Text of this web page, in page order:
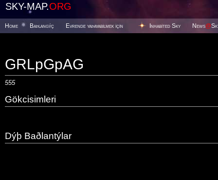
SKY-MAP.ORG
Home Baþlangýç Evrende yaþayabilmek için Inhabited Sky News@
GRLpGpAG
555
Gökcisimleri
Dýþ Baðlantýlar